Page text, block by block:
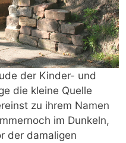
der Kinder- und
die kleine Quelle
zu ihrem Namen
im Dunkeln,
der damaligen